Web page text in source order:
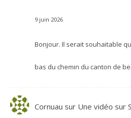
9 juin 2026
Bonjour. Il serait souhaitable
bas du chemin du canton de
Cornuau sur Une vidéo sur